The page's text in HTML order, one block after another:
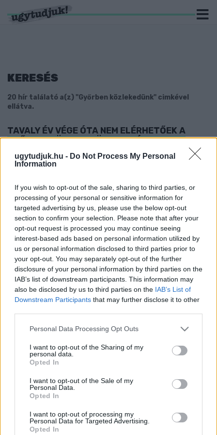
ugytudjuk.hu - Do Not Process My Personal
Information
If you wish to opt-out of the sale, sharing to third parties, or
processing of your personal or sensitive information for
targeted advertising by us, please use the below opt-out
section to confirm your selection. Please note that after your
opt-out request is processed you may continue seeing
interest-based ads based on personal information utilized by
us or personal information disclosed to third parties prior to
your opt-out. You may separately opt-out of the further
disclosure of your personal information by third parties on the
IAB’s list of downstream participants. This information may
also be disclosed by us to third parties on the IAB’s List of
Downstream Participants that may further disclose it to other
Please note that this website/app uses one or more Google
not limited to your visit or usage behaviour. You may click to
grant or deny consent to Google and its third-party tags to
use your data for below specified purposes in below Google
consent section.
Personal Data Processing Opt Outs
I want to opt-out of the Sharing of my
personal data.
Opted In
I want to opt-out of the Sale of my
Personal Data.
Opted In
I want to opt-out of processing my
Personal Data for Targeted Advertising.
Opted In
KERESÉS
20 hír találató a(z) "Győrben közlekedünk" cimkével
ellátva.
TAVALY ÉV VÉGE ÓTA NEM ELÉRHETŐEK A
GYŐRBEN KÖZLEKEDÜNK VIDEÓI - VAJON
2022. január. 19. 20:48
MELLÉKÚT HELYETT EGY FÖLDKUPACON
LANDOLT AZ AUTÓS, ÉS MINDEZT VIDEÓRA IS
VETTÉK GYŐR-MOSON-SOPRON MEGYÉBEN
2021. november. 08. 11:09
Balra! Balra! Itt! Itt! Itt...
VIDEÓ A GYŐRI ÁRKÁDNÁL TEGNAP TÖRTÉNT
BALESETRŐL
2021. október. 15. 16:00
Két autó ütközött a bevásárlóközpont előtt.
ÉÉÉÉÉÉS....A DARWIN-DÍJAT KAPJA: A
ROLLERES A FORGALOMMAL SZEMBEN
2021. október. 05. 11:14
Megunta az életét?
GYŐRBŐL
2021. szeptember. 21. 06:30
váratlan helyről egy versenyző.
MAI OKTATÓVIDEÓ: EZÉRT NEM ÁRT AZ
KANYARODSZ
2021. augusztus. 30. 10:52